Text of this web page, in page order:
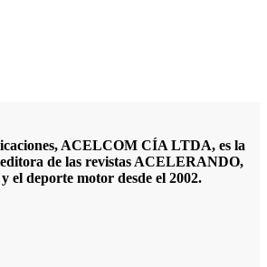
ACELCOM CÍA LTDA, es la
de las revistas ACELERANDO,
el deporte motor desde el 2002.